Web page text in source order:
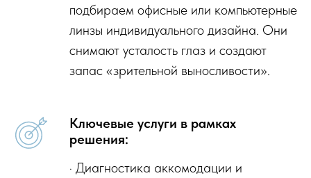
подбираем офисные или компьютерные
линзы индивидуального дизайна. Они
снимают усталость глаз и создают
запас «зрительной выносливости».
Ключевые услуги в рамках
решения:
· Диагностика аккомодации и